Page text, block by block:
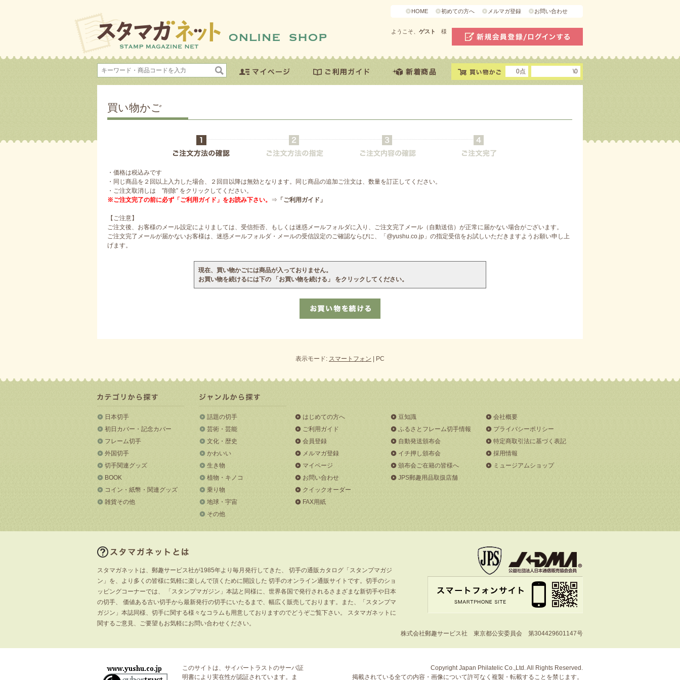
HOME 初めての方へ メルマガ登録 お問い合わせ
ようこそ、 ゲスト 様
0点 \0
買い物かご
・価格は税込みです
・同じ商品を２回以上入力した場合、２回目以降は無効となります。同じ商品の追加ご注文は、数量を訂正してください。
・ご注文取消しは ”削除” をクリックしてください。
※ご注文完了の前に必ず「ご利用ガイド」をお読み下さい。 ⇒ 「ご利用ガイド」
【ご注意】
ご注文後、お客様のメール設定によりましては、受信拒否、もしくは迷惑メールフォルダに入り、ご注文完了メール（自動送信）が正常に届かない場合がございます。
ご注文完了メールが届かないお客様は、迷惑メールフォルダ・メールの受信設定のご確認ならびに、「@yushu.co.jp」の指定受信をお試しいただきますようお願い申し上
げます。
現在、買い物かごには商品が入っておりません。
お買い物を続けるには下の 「お買い物を続ける」 をクリックしてください。
表示モード: スマートフォン | PC
日本切手
初日カバー・記念カバー
フレーム切手
外国切手
切手関連グッズ
BOOK
コイン・紙幣・関連グッズ
雑貨その他
話題の切手
芸術・芸能
文化・歴史
かわいい
生き物
植物・キノコ
乗り物
地球・宇宙
その他
はじめての方へ
ご利用ガイド
会員登録
メルマガ登録
マイページ
お問い合わせ
クイックオーダー
FAX用紙
豆知識
ふるさとフレーム切手情報
自動発送頒布会
イチ押し頒布会
頒布会ご在籍の皆様へ
JPS郵趣用品取扱店舗
会社概要
プライバシーポリシー
特定商取引法に基づく表記
採用情報
ミュージアムショップ
スタマガネットは、郵趣サービス社が1985年より毎月発行してきた、 切手の通販カタログ「スタンプマガジ
ン」を、より多くの皆様に気軽に楽しんで頂くために開設した 切手のオンライン通販サイトです。切手のショ
ッピングコーナーでは、 「スタンプマガジン」本誌と同様に、世界各国で発行されるさまざまな新切手や日本
の切手、 価値ある古い切手から最新発行の切手にいたるまで、幅広く販売しております。また、「スタンプマ
ガジン」本誌同様、切手に関する様々なコラムも用意しておりますのでどうぞご覧下さい。 スタマガネットに
関するご意見、ご要望もお気軽にお問い合わせください。
株式会社郵趣サービス社 東京都公安委員会 第304429601147号
このサイトは、サイバートラストのサーバ証
明書により実在性が認証されています。ま
Copyright Japan Philatelic Co.,Ltd. All Rights Reserved.
掲載されている全ての内容・画像について許可なく複製・転載することを禁じます。